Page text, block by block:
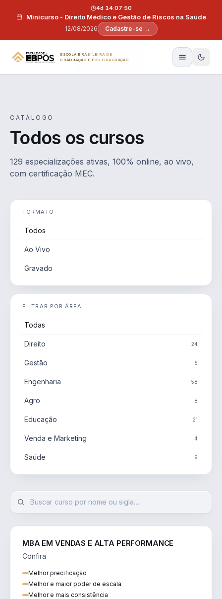
Minicurso - Direito Médico e Gestão de Riscos na Saúde
12/08/2026
4d 14:07:49
Cadastre-se →
ESCOLA BRASILEIRA DE
GRADUAÇÃO E PÓS-GRADUAÇÃO
CATÁLOGO
Todos os cursos
129 especializações ativas, 100% online, ao vivo,
com certificação MEC.
FORMATO
Todos
Ao Vivo
Gravado
FILTRAR POR ÁREA
Todas
Direito 24
Gestão 5
Engenharia 58
Agro 8
Educação 21
Venda e Marketing 4
Saúde 9
MBA EM VENDAS E ALTA PERFORMANCE
Confira
Melhor precificação
Melhor e maior poder de escala
Melhor e mais consistência